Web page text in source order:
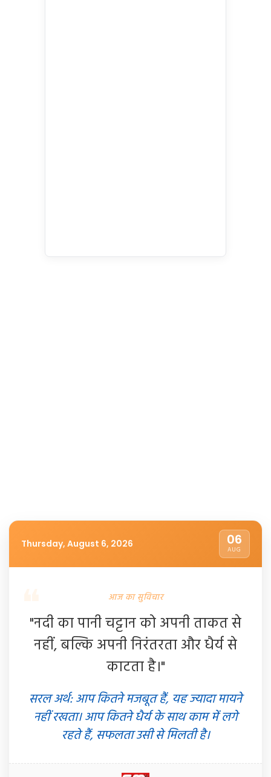
Thursday, August 6, 2026 06
AUG
आज का सुविचार
"नदी का पानी चट्टान को अपनी ताकत से
नहीं, बल्कि अपनी निरंतरता और धैर्य से
काटता है।"
सरल अर्थ: आप कितने मजबूत हैं, यह ज्यादा मायने
नहीं रखता। आप कितने धैर्य के साथ काम में लगे
रहते हैं, सफलता उसी से मिलती है।